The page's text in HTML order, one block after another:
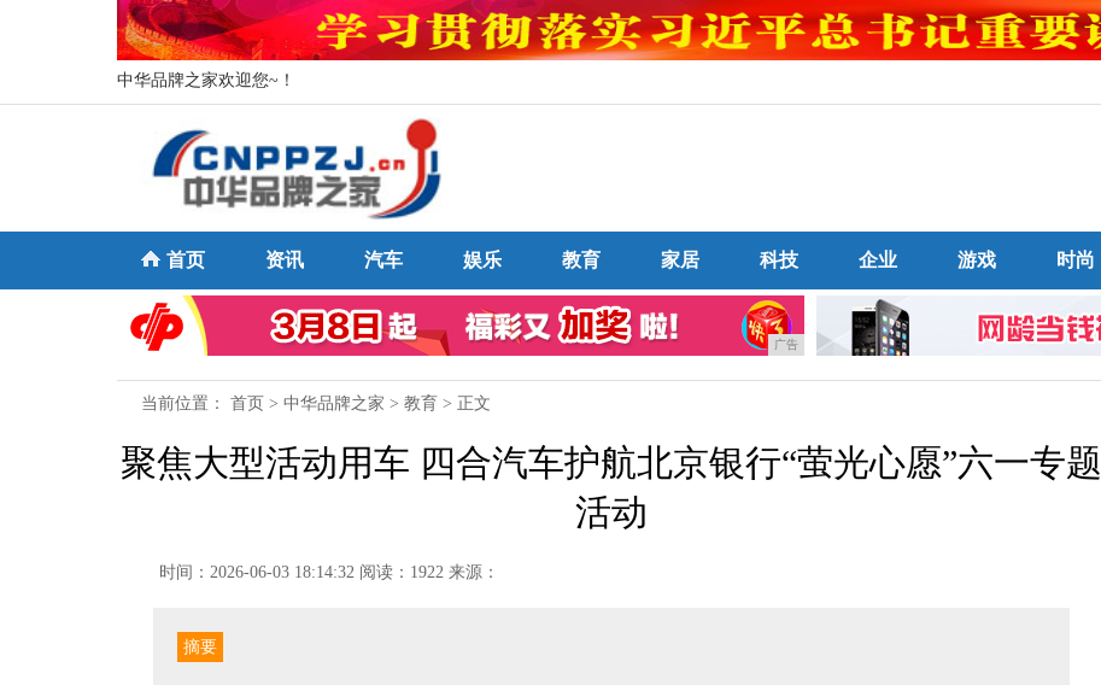
中华品牌之家欢迎您~！
首页 资讯 汽车 娱乐 教育 家居 科技 企业 游戏 时尚
广告
当前位置： 首页 > 中华品牌之家 > 教育 > 正文
聚焦大型活动用车 四合汽车护航北京银行“萤光心愿”六一专题
活动
时间：2026-06-03 18:14:32 阅读：1922 来源：
摘要